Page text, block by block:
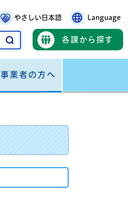
やさしい日本語 Language
各課から探す
事業者の方へ